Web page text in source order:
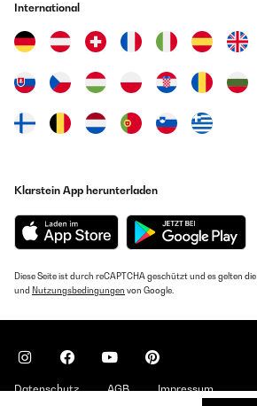
International
Klarstein App herunterladen
Diese Seite ist durch reCAPTCHA geschützt und es gelten die
und Nutzungsbedingungen von Google.
Datenschutz AGB Impressum